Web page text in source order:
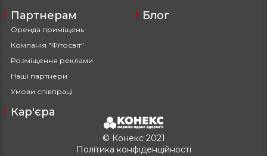
Партнерам
Оренда приміщень
Компанія "Фітосвіт"
Розміщення реклами
Наші партнери
Умови співпраці
Блог
Кар'єра
© Конекс 2021
Політика конфіденційності